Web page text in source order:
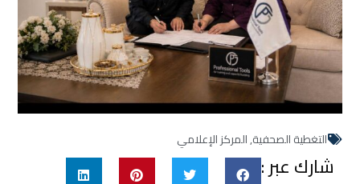
التغطية الصحفية,المركز الإعلامي
شارك عبر :